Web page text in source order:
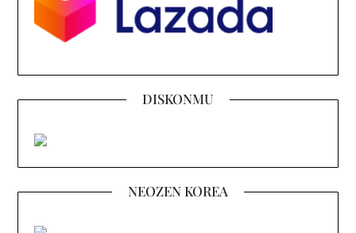
DISKONMU
NEOZEN KOREA